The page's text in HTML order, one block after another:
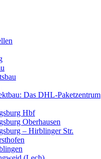
Das DHL-Paketzentrum
Hbf
Oberhausen
– Hirblinger Str.